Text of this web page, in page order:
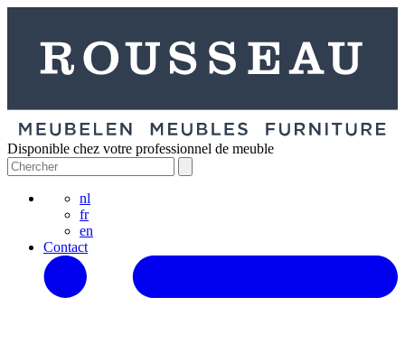
Disponible chez votre professionnel de meuble
nl
fr
en
Contact